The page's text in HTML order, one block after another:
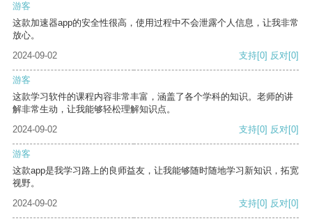
游客
这款加速器app的安全性很高，使用过程中不会泄露个人信息，让我非常
放心。
2024-09-02
支持[0] 反对[0]
游客
这款学习软件的课程内容非常丰富，涵盖了各个学科的知识。老师的讲
解非常生动，让我能够轻松理解知识点。
2024-09-02
支持[0] 反对[0]
游客
这款app是我学习路上的良师益友，让我能够随时随地学习新知识，拓宽
视野。
2024-09-02
支持[0] 反对[0]